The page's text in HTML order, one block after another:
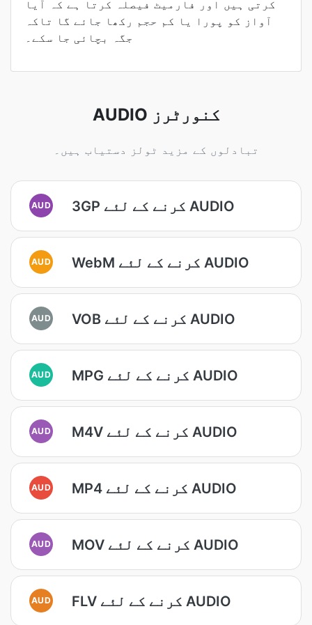
کرتی ہیں اور فارمیٹ فیصلہ کرتا ہے کہ آیا
آواز کو پورا یا کم حجم رکھا جائے گا تاکہ
جگہ بچائی جا سکے۔
AUDIO کنورٹرز
تبادلوں کے مزید ٹولز دستیاب ہیں۔
AUD 3GP کرنے کے لئے AUDIO
AUD WebM کرنے کے لئے AUDIO
AUD VOB کرنے کے لئے AUDIO
AUD MPG کرنے کے لئے AUDIO
AUD M4V کرنے کے لئے AUDIO
AUD MP4 کرنے کے لئے AUDIO
AUD MOV کرنے کے لئے AUDIO
AUD FLV کرنے کے لئے AUDIO